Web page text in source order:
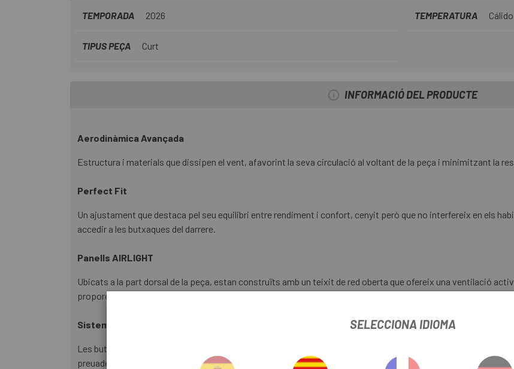
TEMPORADA 2026 TEMPERATURA Cálido
TIPUS PEÇA Curt
INFORMACIÓ DEL PRODUCTE
Aerodinàmica Avançada
Estructura i materials que dissipen el vent, afavorint la seva circulació al voltant de la peça i minimitzant la
Perfect Fit
Un ajustament que destaca pel seu equilibri entre rendiment i confort, cenyit però que no interfereix en els
accedir a les butxaques del darrere.
Panells AIRLIGHT
Ubicats a la part dorsal de la peça, estan construïts amb un teixit de red oberta que ofereix una ventilació
proporcionant un plus de transpiració.
Sistema GRS
Les butxaques del darrere compten amb el sistema de retenció patentat GRS ( Gobik Retention System ),
preuades aportant un extra de seguretat.
SELECCIONA IDIOMA